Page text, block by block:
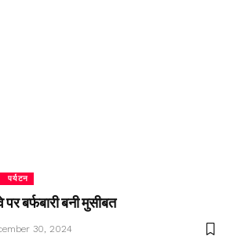
पर्यटन
पर बर्फबारी बनी मुसीबत
30, 2024